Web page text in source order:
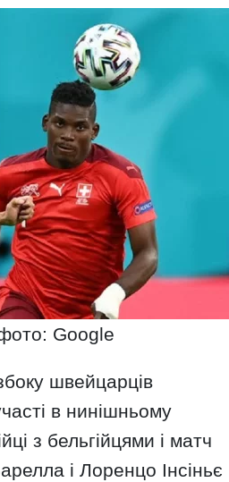
Google
швейцарців
в нинішньому
з бельгійцями і матч
і Лоренцо Інсіньє